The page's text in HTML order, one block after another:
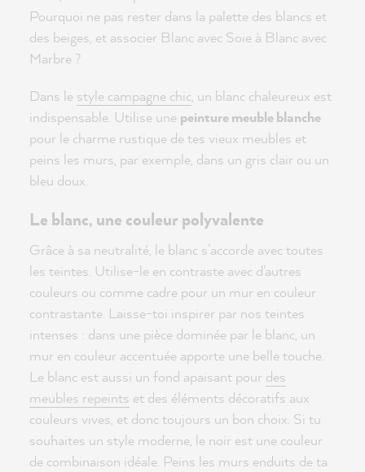
Pourquoi ne pas rester dans la palette des blancs et
des beiges, et associer Blanc avec Soie à Blanc avec
Marbre ?
Dans le style campagne chic, un blanc chaleureux est
indispensable. Utilise une peinture meuble blanche
pour le charme rustique de tes vieux meubles et
peins les murs, par exemple, dans un gris clair ou un
bleu doux.
Le blanc, une couleur polyvalente
Grâce à sa neutralité, le blanc s’accorde avec toutes
les teintes. Utilise-le en contraste avec d'autres
couleurs ou comme cadre pour un mur en couleur
contrastante. Laisse-toi inspirer par nos teintes
intenses : dans une pièce dominée par le blanc, un
mur en couleur accentuée apporte une belle touche.
Le blanc est aussi un fond apaisant pour des
meubles repeints et des éléments décoratifs aux
couleurs vives, et donc toujours un bon choix. Si tu
souhaites un style moderne, le noir est une couleur
de combinaison idéale. Peins les murs enduits de ta